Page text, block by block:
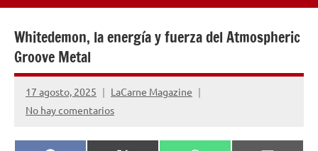
Whitedemon, la energía y fuerza del Atmospheric
Groove Metal
17 agosto, 2025
LaCarne Magazine
No hay comentarios